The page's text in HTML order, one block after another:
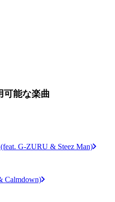
可能な楽曲
G-ZURU & Steez Man)
Calmdown)